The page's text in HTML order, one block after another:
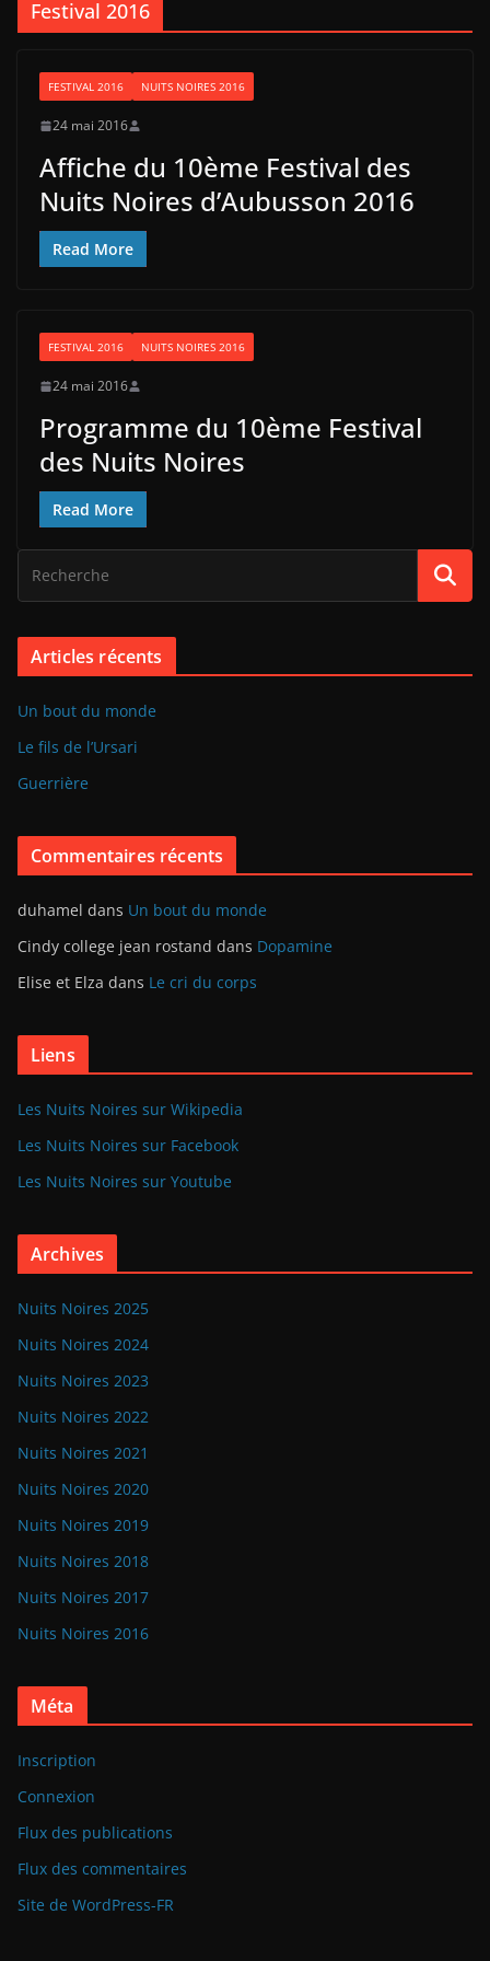
Festival 2016
FESTIVAL 2016 NUITS NOIRES 2016
24 mai 2016
Affiche du 10ème Festival des
Nuits Noires d’Aubusson 2016
Read More
FESTIVAL 2016 NUITS NOIRES 2016
24 mai 2016
Programme du 10ème Festival
des Nuits Noires
Read More
Articles récents
Un bout du monde
Le fils de l’Ursari
Guerrière
Commentaires récents
duhamel dans Un bout du monde
Cindy college jean rostand dans Dopamine
Elise et Elza dans Le cri du corps
Liens
Les Nuits Noires sur Wikipedia
Les Nuits Noires sur Facebook
Les Nuits Noires sur Youtube
Archives
Nuits Noires 2025
Nuits Noires 2024
Nuits Noires 2023
Nuits Noires 2022
Nuits Noires 2021
Nuits Noires 2020
Nuits Noires 2019
Nuits Noires 2018
Nuits Noires 2017
Nuits Noires 2016
Méta
Inscription
Connexion
Flux des publications
Flux des commentaires
Site de WordPress-FR